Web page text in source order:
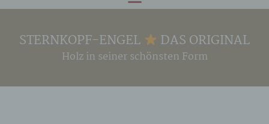
STERNKOPF-ENGEL DAS ORIGINAL
Holz in seiner schönsten Form